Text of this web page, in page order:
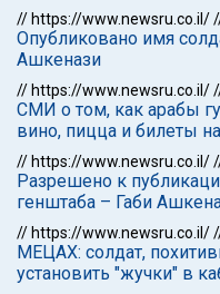
// https://www.newsru.co.il/
Опубликовано имя
Ашкенази
// https://www.newsru.co.il/
СМИ о том, как арабы
вино, пицца и билеты
// https://www.newsru.co.il/
Разрешено к
генштаба – Габи
// https://www.newsru.co.il/
МЕЦАХ: солдат,
установить "жучки" в